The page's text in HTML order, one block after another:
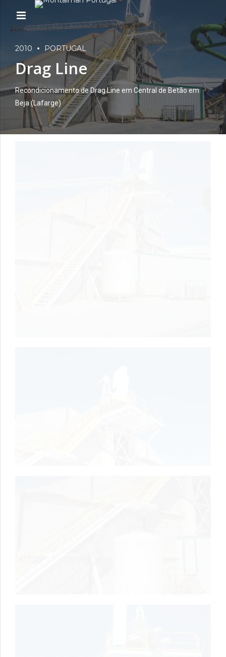
2010 PORTUGAL
Drag Line
Recondicionamento de Drag Line em Central de Betão em
Beja (Lafarge)